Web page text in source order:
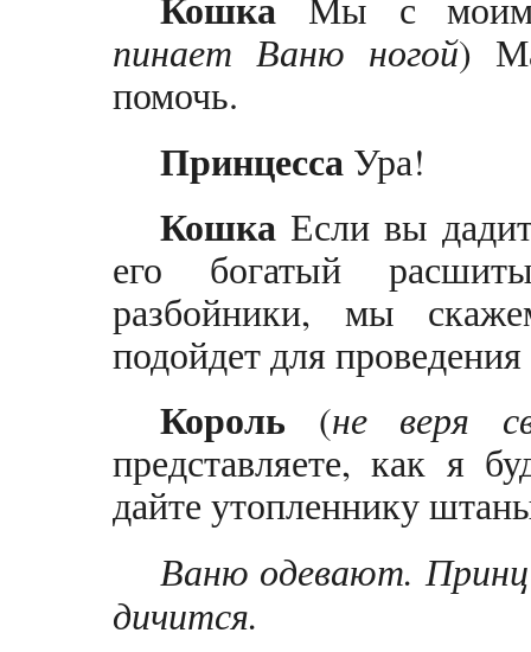
пинает Ваню ногой)
помочь.
Принцесса Ура!
Кошка Если вы
его богатый
разбойники, мы
подойдет для
Король (не веря
представляете, как я
дайте утопленнику
Ваню одевают.
дичится.